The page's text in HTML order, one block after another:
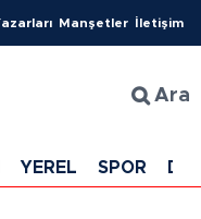
Manşetler İletişim
Ara
YEREL SPOR